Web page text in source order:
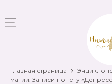
Главная страница
магии. Записи по тегу